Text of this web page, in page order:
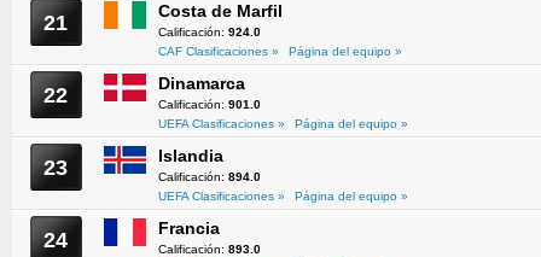
21 Costa de Marfil
Calificación: 924.0
CAF Clasificaciones »
Página del equipo »
22 Dinamarca
Calificación: 901.0
UEFA Clasificaciones »
Página del equipo »
23 Islandia
Calificación: 894.0
UEFA Clasificaciones »
Página del equipo »
24 Francia
Calificación: 893.0